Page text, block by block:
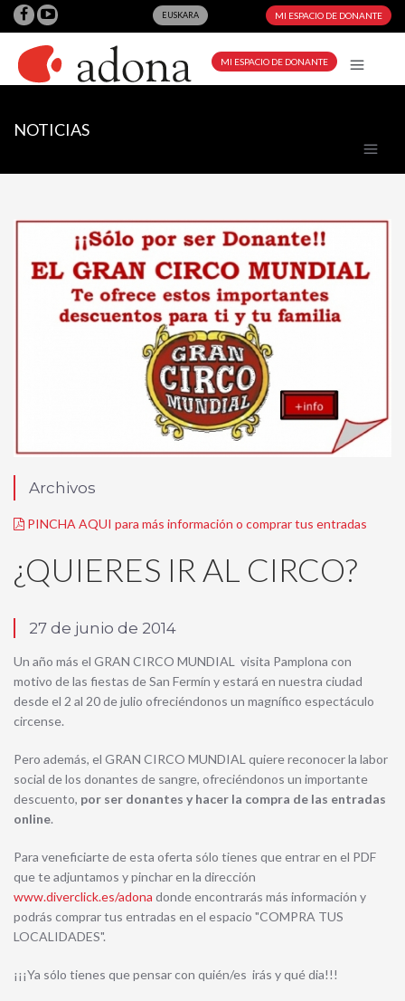
EUSKARA MI ESPACIO DE DONANTE
MI ESPACIO DE DONANTE
NOTICIAS
Archivos
PINCHA AQUI para más información o comprar tus entradas
¿QUIERES IR AL CIRCO?
27 de junio de 2014
Un año más el GRAN CIRCO MUNDIAL visita Pamplona con
motivo de las fiestas de San Fermín y estará en nuestra ciudad
desde el 2 al 20 de julio ofreciéndonos un magnífico espectáculo
circense.
Pero además, el GRAN CIRCO MUNDIAL quiere reconocer la labor
social de los donantes de sangre, ofreciéndonos un importante
descuento, por ser donantes y hacer la compra de las entradas
online.
Para veneficiarte de esta oferta sólo tienes que entrar en el PDF
que te adjuntamos y pinchar en la dirección
www.diverclick.es/adona donde encontrarás más información y
podrás comprar tus entradas en el espacio "COMPRA TUS
LOCALIDADES".
¡¡¡Ya sólo tienes que pensar con quién/es irás y qué dia!!!